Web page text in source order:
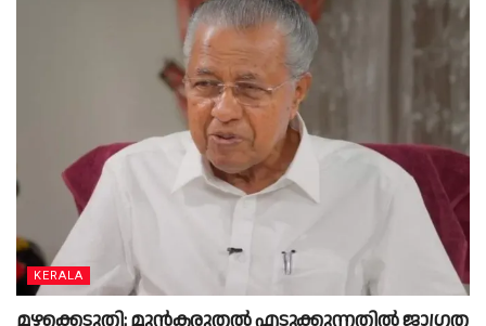
KERALA
മഴക്കെടുതി; മുൻകരുതൽ എടുക്കുന്നതിൽ ജാഗ്രത